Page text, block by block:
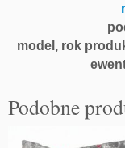
model, rok
Podobne